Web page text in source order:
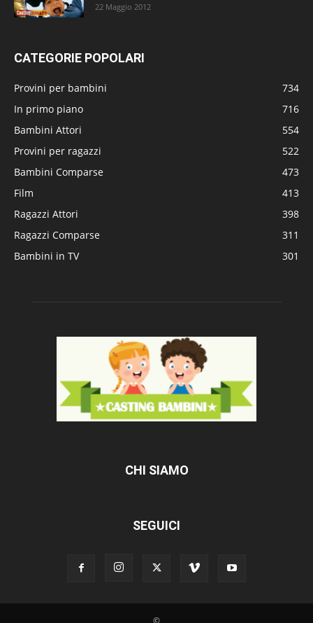
22 Maggio 2012
CATEGORIE POPOLARI
Provini per bambini
734
In primo piano
716
Bambini Attori
554
Provini per ragazzi
522
Bambini Comparse
473
Film
413
Ragazzi Attori
398
Ragazzi Comparse
311
Bambini in TV
301
CHI SIAMO
SEGUICI